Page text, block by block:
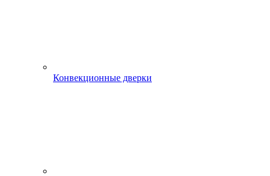
Конвекционные дверки